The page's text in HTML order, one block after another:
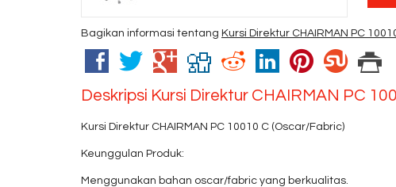
Bagikan informasi tentang Kursi Direktur CHAIRMAN PC
Deskripsi Kursi Direktur CHAIRMAN PC
Kursi Direktur CHAIRMAN PC 10010 C (Oscar/Fabric)
Keunggulan Produk:
Menggunakan bahan oscar/fabric yang berkualitas.